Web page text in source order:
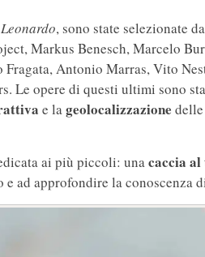
, sono state selezionate da
Markus Benesch, Marcelo
Antonio Marras, Vito
Le opere di questi ultimi sono
e lageolocalizzazione
ai più piccoli: unacaccia al
ad approfondire la conoscenza